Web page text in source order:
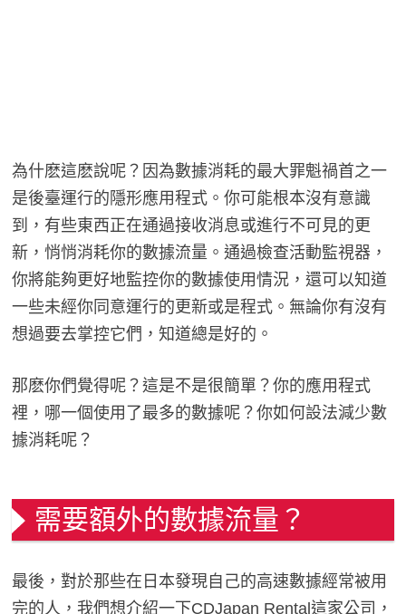
為什麽這麽說呢？因為數據消耗的最大罪魁禍首之一
是後臺運行的隱形應用程式。你可能根本沒有意識
到，有些東西正在通過接收消息或進行不可見的更
新，悄悄消耗你的數據流量。通過檢查活動監視器，
你將能夠更好地監控你的數據使用情況，還可以知道
一些未經你同意運行的更新或是程式。無論你有沒有
想過要去掌控它們，知道總是好的。
那麽你們覺得呢？這是不是很簡單？你的應用程式
裡，哪一個使用了最多的數據呢？你如何設法減少數
據消耗呢？
需要額外的數據流量？
最後，對於那些在日本發現自己的高速數據經常被用
完的人，我們想介紹一下CDJapan Rental這家公司，